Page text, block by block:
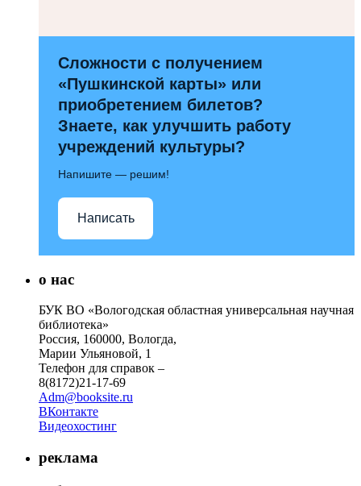
Сложности с получением
«Пушкинской карты» или
приобретением билетов?
Знаете, как улучшить работу
учреждений культуры?
Напишите — решим!
Написать
о нас
БУК ВО «Вологодская областная универсальная научная
библиотека»
Россия, 160000, Вологда,
Марии Ульяновой, 1
Телефон для справок –
8(8172)21-17-69
Adm@booksite.ru
ВКонтакте
Видеохостинг
реклама